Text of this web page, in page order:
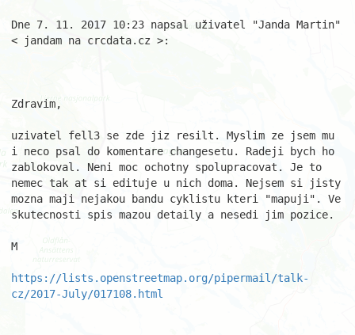
Dne 7. 11. 2017 10:23 napsal uživatel "Janda Martin"
< jandam na crcdata.cz >:
Zdravim,
uzivatel fell3 se zde jiz resilt. Myslim ze jsem mu
i neco psal do komentare changesetu. Radeji bych ho
zablokoval. Neni moc ochotny spolupracovat. Je to
nemec tak at si edituje u nich doma. Nejsem si jisty
mozna maji nejakou bandu cyklistu kteri "mapuji". Ve
skutecnosti spis mazou detaily a nesedi jim pozice.
M
https://lists.openstreetmap.org/pipermail/talk-
cz/2017-July/017108.html